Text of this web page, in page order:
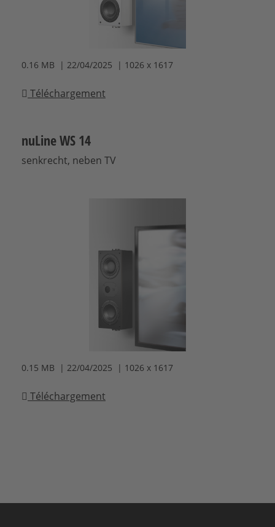
0.16 MB | 22/04/2025 | 1026 x 1617
Téléchargement
nuLine WS 14
senkrecht, neben TV
0.15 MB | 22/04/2025 | 1026 x 1617
Téléchargement